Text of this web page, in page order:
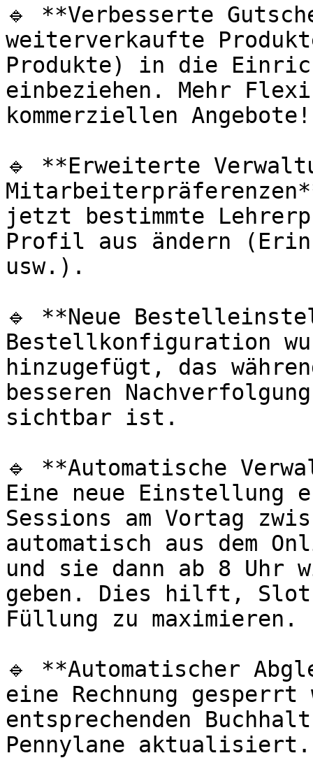
🔹 **Verbesserte
weiterverkaufte
Produkte) in die
einbeziehen. Mehr
kommerziellen Angebote!
🔹 **Erweiterte
jetzt bestimmte
Profil aus ändern
usw.).
🔹 **Neue
Bestellkonfiguration
hinzugefügt, das
besseren
sichtbar ist.
🔹 **Automatische
Eine neue Einstellung
Sessions am Vortag
automatisch aus dem
und sie dann ab 8 Uhr
geben. Dies hilft,
Füllung zu maximieren.
🔹 **Automatischer
eine Rechnung
entsprechenden
Pennylane aktualisiert.